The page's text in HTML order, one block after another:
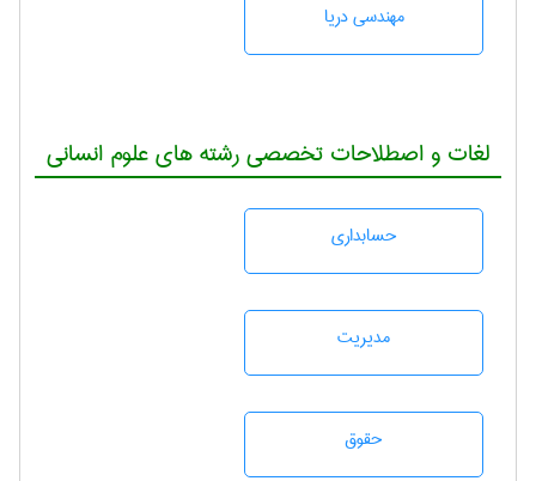
مهندسی دریا
لغات و اصطلاحات تخصصی رشته های علوم انسانی
حسابداری
مديريت
حقوق